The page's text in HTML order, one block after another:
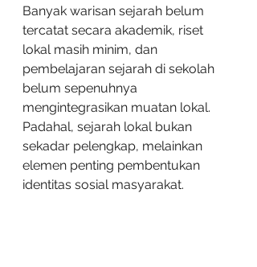
Banyak warisan sejarah belum
tercatat secara akademik, riset
lokal masih minim, dan
pembelajaran sejarah di sekolah
belum sepenuhnya
mengintegrasikan muatan lokal.
Padahal, sejarah lokal bukan
sekadar pelengkap, melainkan
elemen penting pembentukan
identitas sosial masyarakat.